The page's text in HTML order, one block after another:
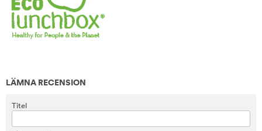
LÄMNA RECENSION
Titel